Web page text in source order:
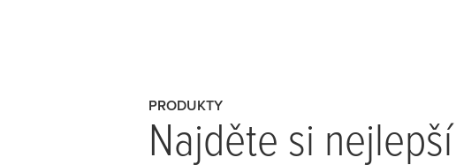
PRODUKTY
Najděte si